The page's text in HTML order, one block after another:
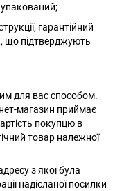
гарантійний
що підтверджують
для вас способом.
магазин приймає
покупцю в
товар належної
з якої була
надісланої посилки